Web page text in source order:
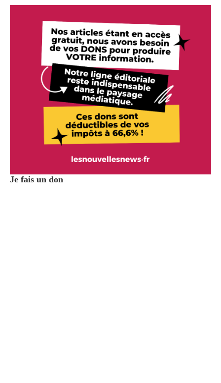
Je fais un don